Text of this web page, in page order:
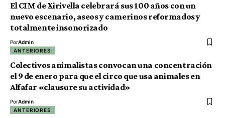
El CIM de Xirivella celebrará sus 100 años con un
nuevo escenario, aseos y camerinos reformados y
totalmente insonorizado
PorAdmin
ANTERIORES
Colectivos animalistas convocan una concentración
el 9 de enero para que el circo que usa animales en
Alfafar «clausure su actividad»
PorAdmin
ANTERIORES